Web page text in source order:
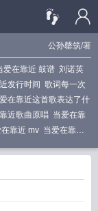
公孙罄筑/著
爱在靠近 鼓谱 刘诺英
发行时间 歌词每一次
在靠近这首歌表达了什
近歌曲原唱 当爱在靠
在靠近 mv 当爱在靠近
感